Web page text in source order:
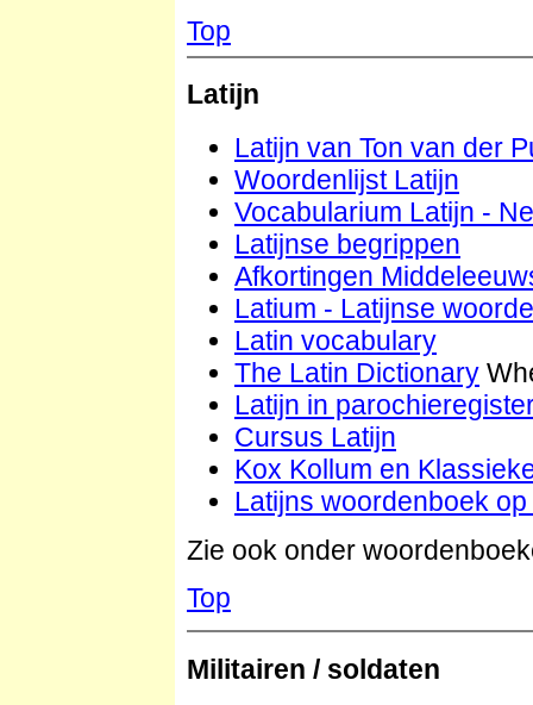
Top
Latijn
Latijn van Ton van der
Woordenlijst Latijn
Vocabularium Latijn -
Latijnse begrippen
Afkortingen
Latium - Latijnse
Latin vocabulary
The Latin Dictionary
Latijn in
Cursus Latijn
Kox Kollum en
Latijns woordenboek
Zie ook onder
Top
Militairen / soldaten